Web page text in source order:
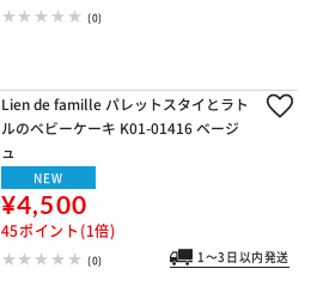
(0)
Lien de famille パレットスタイとラト
ルのベビーケーキ K01-01416 ベージ
ュ
NEW
¥4,500
45ポイント(1倍)
(0) 1～3日以内発送